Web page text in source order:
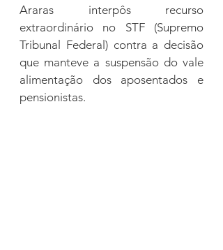
Araras interpôs recurso
extraordinário no STF (Supremo
Tribunal Federal) contra a decisão
que manteve a suspensão do vale
alimentação dos aposentados e
pensionistas.